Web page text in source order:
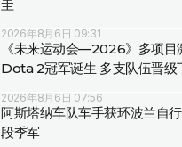
圭
2026年8月6日 09:31
《未来运动会—2026》多项目
Dota 2冠军诞生 多支队伍晋级
2026年8月6日 07:56
阿斯塔纳车队车手获环波兰自
段季军